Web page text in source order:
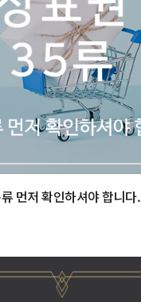
먼저 확인하셔야 합니다.